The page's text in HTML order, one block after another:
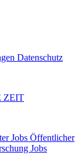
Datenschutz
ZEIT
Jobs Öffentlicher
Jobs